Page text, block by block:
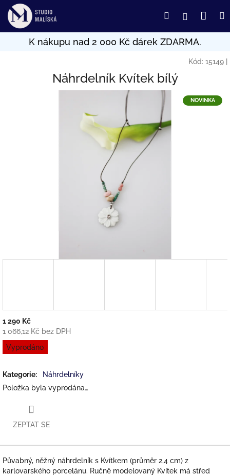
Přejít
obsah
HledatPřihlášení
Kód: 15149
Náhrdelník Kvítek bílý
NOVINKA
1 290 Kč
1 066,12 Kč bez DPH
Měrná
cena:
Vyprodáno
Kategorie:
Náhrdelníky
Položka byla vyprodána…
ZEPTAT SE
Půvabný, něžný náhrdelník s Kvítkem (průměr 2,4 cm) z
karlovarského porcelánu. Ručně modelovaný Kvítek má střed